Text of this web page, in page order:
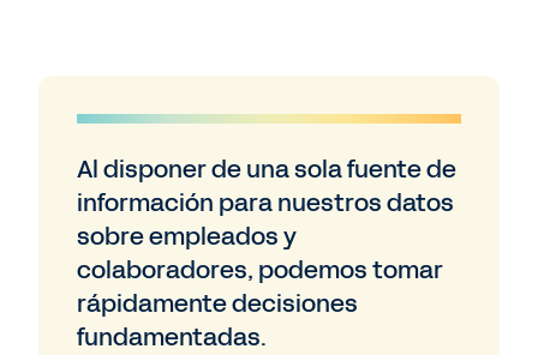
Al disponer de una sola fuente de
información para nuestros datos
sobre empleados y
colaboradores, podemos tomar
rápidamente decisiones
fundamentadas.